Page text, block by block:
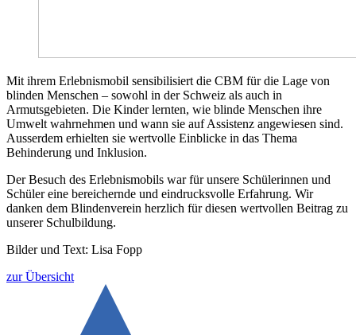
Mit ihrem Erlebnismobil sensibilisiert die CBM für die Lage von
blinden Menschen – sowohl in der Schweiz als auch in
Armutsgebieten. Die Kinder lernten, wie blinde Menschen ihre
Umwelt wahrnehmen und wann sie auf Assistenz angewiesen sind.
Ausserdem erhielten sie wertvolle Einblicke in das Thema
Behinderung und Inklusion.
Der Besuch des Erlebnismobils war für unsere Schülerinnen und
Schüler eine bereichernde und eindrucksvolle Erfahrung. Wir
danken dem Blindenverein herzlich für diesen wertvollen Beitrag zu
unserer Schulbildung.
Bilder und Text: Lisa Fopp
zur Übersicht